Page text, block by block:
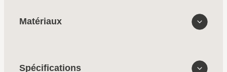
Matériaux
Spécifications